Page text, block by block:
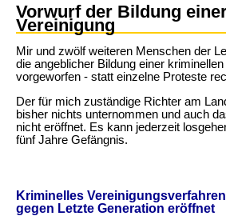
Vorwurf der Bildung
Vereinigung
Mir und zwölf weiteren Menschen der
die angeblicher Bildung einer
vorgeworfen - statt einzelne Proteste
Der für mich zuständige Richter am
bisher nichts unternommen und auch
nicht eröffnet. Es kann jederzeit
fünf Jahre Gefängnis.
Kriminelles Vereinigungsverfahren
gegen Letzte Generation eröffnet